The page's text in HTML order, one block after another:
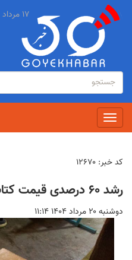
فرم
جستجو
جستجو
Toggle
navigation
۱۷ مرداد ۱۴۰۵ :: ۸ اوت ۲۰۲۶ :: ۲۵ صفر ۱۴۴۸
کد خبر: ۱۲۶۷۰
رشد ۶۰ درصدی قیمت کتاب‌های درسی
دوشنبه ۲۰ مرداد ۱۴۰۴ ۱۱:۱۴